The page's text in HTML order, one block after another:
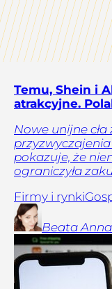
Temu, Shein i
atrakcyjne.
Nowe unijne
przyzwyczajenia
pokazuje, że
ograniczyła
Firmy i rynki
Beata Anna